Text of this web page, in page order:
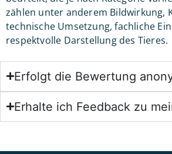
zählen unter anderem Bildwirkung,
technische Umsetzung, fachliche
respektvolle Darstellung des Tieres.
Erfolgt die Bewertung
Erhalte ich Feedback zu